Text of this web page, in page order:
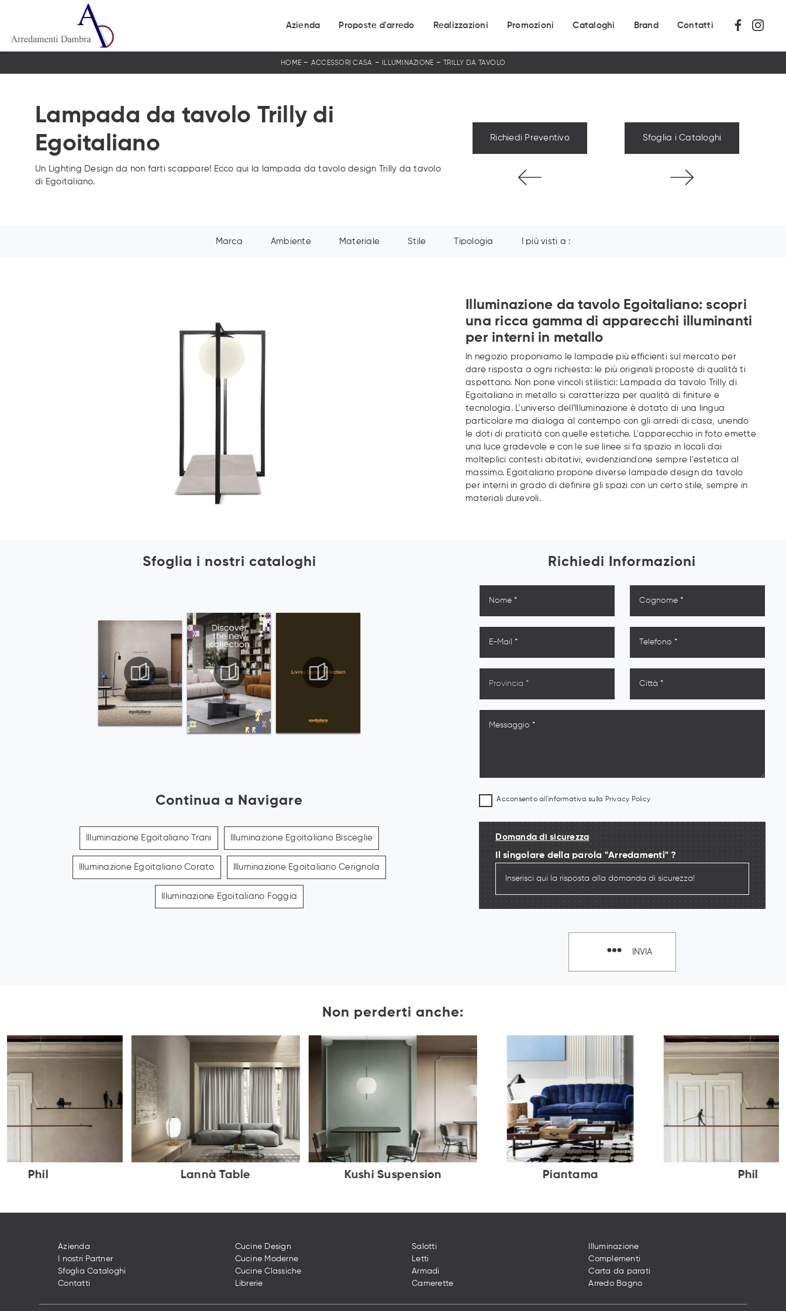
Azienda Proposte d'arredo Realizzazioni Promozioni Cataloghi Brand Contatti
HOME - ACCESSORI CASA - ILLUMINAZIONE - TRILLY DA TAVOLO
Lampada da tavolo Trilly di
Egoitaliano
Un Lighting Design da non farti scappare! Ecco qui la lampada da tavolo design Trilly da tavolo
di Egoitaliano.
Richiedi Preventivo Sfoglia i Cataloghi
Marca Ambiente Materiale Stile Tipologia I più visti a :
Illuminazione da tavolo Egoitaliano: scopri
una ricca gamma di apparecchi illuminanti
per interni in metallo
In negozio proponiamo le lampade più efficienti sul mercato per
dare risposta a ogni richiesta: le più originali proposte di qualità ti
aspettano. Non pone vincoli stilistici: Lampada da tavolo Trilly di
Egoitaliano in metallo si caratterizza per qualità di finiture e
tecnologia. L'universo dell’Illuminazione è dotato di una lingua
particolare ma dialoga al contempo con gli arredi di casa, unendo
le doti di praticità con quelle estetiche. L'apparecchio in foto emette
una luce gradevole e con le sue linee si fa spazio in locali dai
molteplici contesti abitativi, evidenziandone sempre l'estetica al
massimo. Egoitaliano propone diverse lampade design da tavolo
per interni in grado di definire gli spazi con un certo stile, sempre in
materiali durevoli.
Sfoglia i nostri cataloghi
Continua a Navigare
Illuminazione Egoitaliano Trani Illuminazione Egoitaliano Bisceglie
Illuminazione Egoitaliano Corato Illuminazione Egoitaliano Cerignola
Illuminazione Egoitaliano Foggia
Richiedi Informazioni
Acconsento all'informativa sulla Privacy Policy
Domanda di sicurezza
Il singolare della parola "Arredamenti" ?
INVIA
Non perderti anche:
Phil Lannà Table Kushi Suspension Piantama Phil
Azienda
I nostri Partner
Sfoglia Cataloghi
Contatti
Cucine Design
Cucine Moderne
Cucine Classiche
Librerie
Salotti
Letti
Armadi
Camerette
Illuminazione
Complementi
Carta da parati
Arredo Bagno